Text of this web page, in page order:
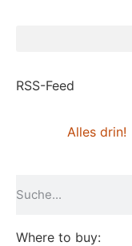
RSS-Feed
Alles drin!
Where to buy: